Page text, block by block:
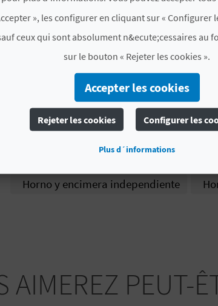
Modalité
No compartida
Catégorie
Una estrella
Label
CV-ARU000492-V
# SERVICES
Calefacción zonas comunes
Salón-comedor independiente
Horno y encimera independiente
AIMEREZ PEUT-
», les configurer en cliquant sur « Configurer
ceux qui sont absolument n&ecute;cessaires au
sur le bouton « Rejeter les cookies ».
Accepter les cookies
Rejeter les cookies Configurer les
Plus d´informations